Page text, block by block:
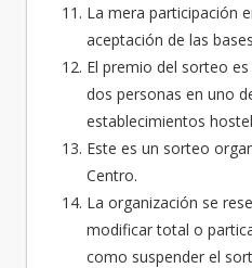
La mera participación
aceptación de las
El premio del sorteo
dos personas en uno
establecimientos
Este es un sorteo
Centro.
La organización se
modificar total o
como suspender el